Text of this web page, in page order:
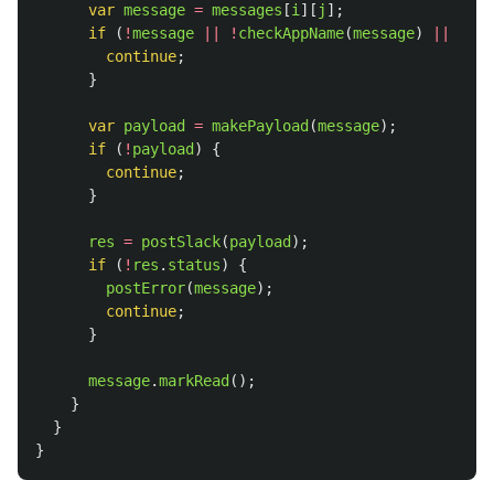
var message = messages [i ][ j ];
if
( !message ! checkAppName(message)
continue;
}
var payload = makePayload (message);
if
( ! payload )
{
continue;
}
res = postSlack(payload );
if
( ! res . status)
{
postError(message);
continue;
}
message.markRead ();
}
}
}